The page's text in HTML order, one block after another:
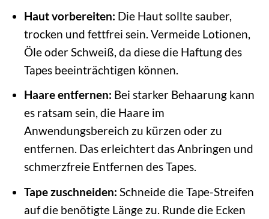
Haut vorbereiten: Die Haut sollte sauber,
trocken und fettfrei sein. Vermeide Lotionen,
Öle oder Schweiß, da diese die Haftung des
Tapes beeinträchtigen können.
Haare entfernen: Bei starker Behaarung kann
es ratsam sein, die Haare im
Anwendungsbereich zu kürzen oder zu
entfernen. Das erleichtert das Anbringen und
schmerzfreie Entfernen des Tapes.
Tape zuschneiden: Schneide die Tape-Streifen
auf die benötigte Länge zu. Runde die Ecken